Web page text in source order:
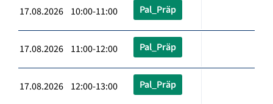
17.08.2026 10:00-11:00 Pal_Präp
17.08.2026 11:00-12:00 Pal_Präp
17.08.2026 12:00-13:00 Pal_Präp